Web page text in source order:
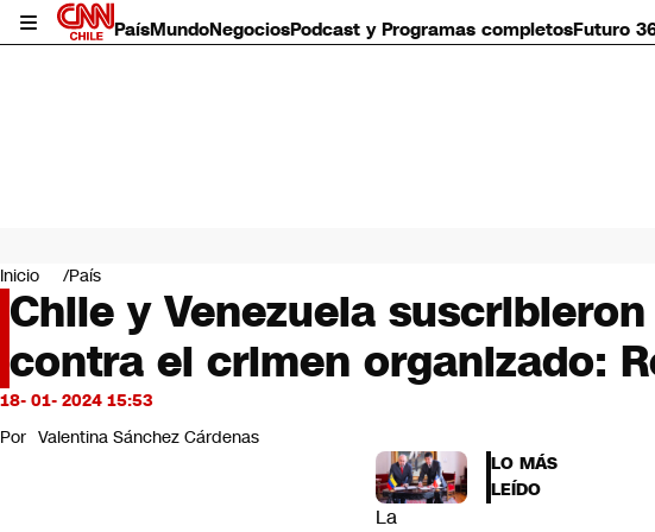
PaísMundoNegociosPodcast y Programas completosFuturo
Mundo
Negocios
Deportes
Programas completos
Cultura
Servicios
Bits
CNN Data
Inicio País
Chile y Venezuela
contra el crimen organizado:
18- 01- 2024 15:53
Por Valentina Sánchez Cárdenas
La
LO MÁS
LEÍDO